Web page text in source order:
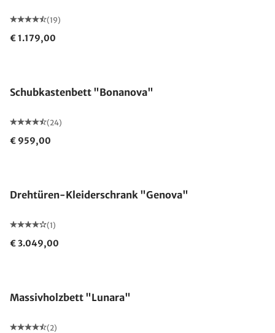
(19)
€ 1.179,00
Schubkastenbett "Bonanova"
(24)
€ 959,00
Drehtüren-Kleiderschrank "Genova"
(1)
€ 3.049,00
Massivholzbett "Lunara"
(2)